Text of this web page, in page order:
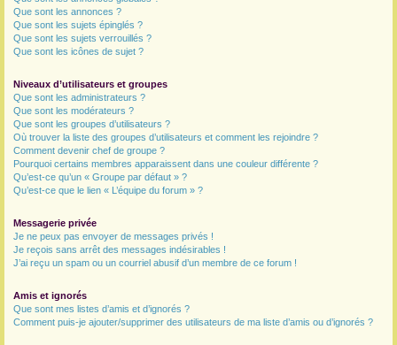
Que sont les annonces ?
Que sont les sujets épinglés ?
Que sont les sujets verrouillés ?
Que sont les icônes de sujet ?
Niveaux d’utilisateurs et groupes
Que sont les administrateurs ?
Que sont les modérateurs ?
Que sont les groupes d’utilisateurs ?
Où trouver la liste des groupes d’utilisateurs et comment les rejoindre ?
Comment devenir chef de groupe ?
Pourquoi certains membres apparaissent dans une couleur différente ?
Qu’est-ce qu’un « Groupe par défaut » ?
Qu’est-ce que le lien « L’équipe du forum » ?
Messagerie privée
Je ne peux pas envoyer de messages privés !
Je reçois sans arrêt des messages indésirables !
J’ai reçu un spam ou un courriel abusif d’un membre de ce forum !
Amis et ignorés
Que sont mes listes d’amis et d’ignorés ?
Comment puis-je ajouter/supprimer des utilisateurs de ma liste d’amis ou d’ignorés ?